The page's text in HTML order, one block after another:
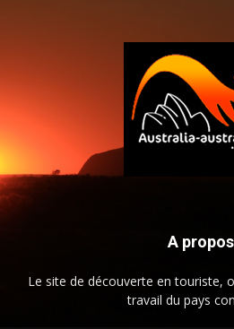
A propos
Le site de découverte en touriste,
travail du pays